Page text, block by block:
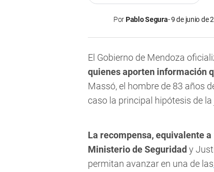
PorPablo Segura 9 de junio de
El Gobierno de Mendoza
quienes aporten información
Massó, el hombre de 83 años
caso la principal hipótesis de
La recompensa, equivalente
Ministerio de Seguridad y
permitan avanzar en una de las